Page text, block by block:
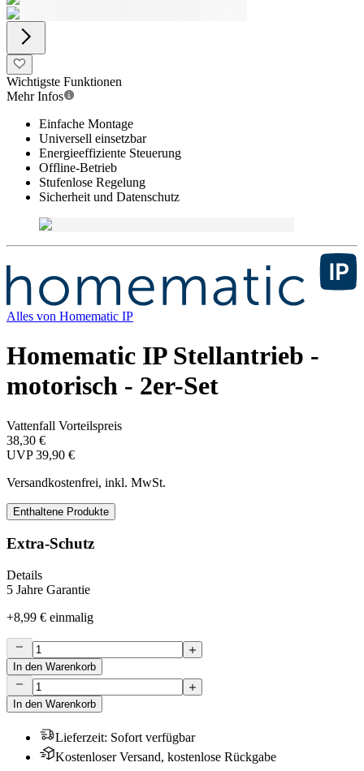
Wichtigste Funktionen
Mehr Infos
Einfache Montage
Universell einsetzbar
Energieeffiziente Steuerung
Offline-Betrieb
Stufenlose Regelung
Sicherheit und Datenschutz
Alles von Homematic IP
Homematic IP Stellantrieb -
motorisch - 2er-Set
Vattenfall Vorteilspreis
38,30 €
UVP 39,90 €
Versandkostenfrei, inkl. MwSt.
Enthaltene Produkte
Extra-Schutz
Details
5 Jahre Garantie
+8,99 € einmalig
In den Warenkorb
In den Warenkorb
Lieferzeit: Sofort verfügbar
Kostenloser Versand, kostenlose Rückgabe